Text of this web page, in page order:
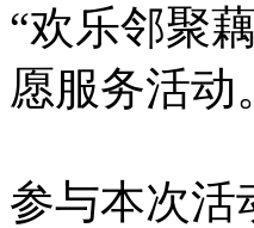
“欢乐邻聚
愿服务活动
参与本次活